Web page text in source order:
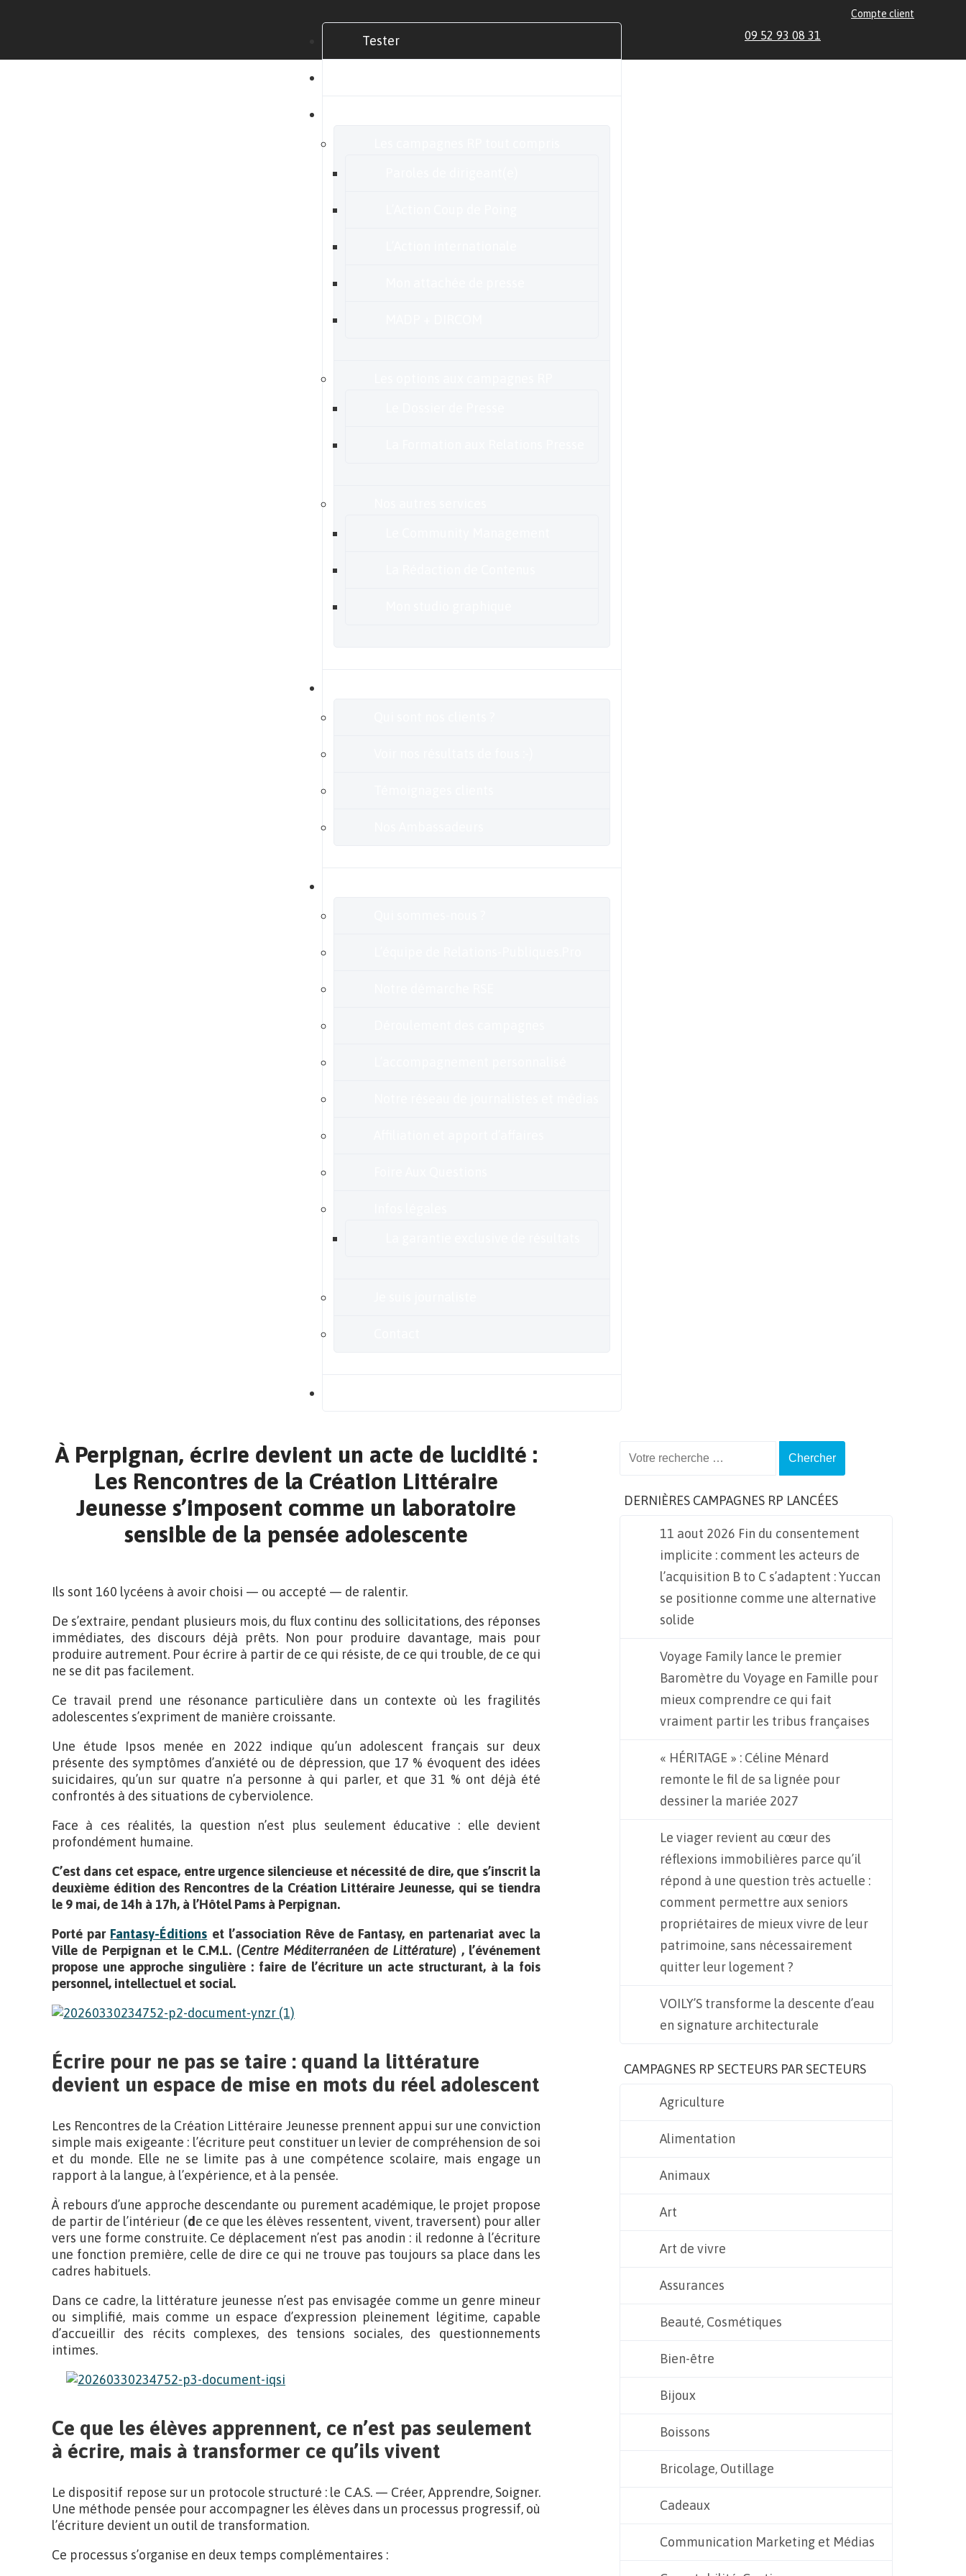
Tester
Compte client
09 52 93 08 31
À Perpignan, écrire devient un acte de lucidité :
Les Rencontres de la Création Littéraire
Jeunesse s’imposent comme un laboratoire
sensible de la pensée adolescente
Ils sont 160 lycéens à avoir choisi — ou accepté — de ralentir.
De s’extraire, pendant plusieurs mois, du flux continu des sollicitations, des réponses
immédiates, des discours déjà prêts. Non pour produire davantage, mais pour
produire autrement. Pour écrire à partir de ce qui résiste, de ce qui trouble, de ce qui
ne se dit pas facilement.
Ce travail prend une résonance particulière dans un contexte où les fragilités
adolescentes s’expriment de manière croissante.
Une étude Ipsos menée en 2022 indique qu’un adolescent français sur deux
présente des symptômes d’anxiété ou de dépression, que 17 % évoquent des idées
suicidaires, qu’un sur quatre n’a personne à qui parler, et que 31 % ont déjà été
confrontés à des situations de cyberviolence.
Face à ces réalités, la question n’est plus seulement éducative : elle devient
profondément humaine.
C’est dans cet espace, entre urgence silencieuse et nécessité de dire, que s’inscrit la
deuxième édition des Rencontres de la Création Littéraire Jeunesse, qui se tiendra
le 9 mai, de 14h à 17h, à l’Hôtel Pams à Perpignan.
Porté par Fantasy-Éditions et l’association Rêve de Fantasy, en partenariat avec la
Ville de Perpignan et le C.M.L. (Centre Méditerranéen de Littérature) , l’événement
propose une approche singulière : faire de l’écriture un acte structurant, à la fois
personnel, intellectuel et social.
Écrire pour ne pas se taire : quand la littérature
devient un espace de mise en mots du réel adolescent
Les Rencontres de la Création Littéraire Jeunesse prennent appui sur une conviction
simple mais exigeante : l’écriture peut constituer un levier de compréhension de soi
et du monde. Elle ne se limite pas à une compétence scolaire, mais engage un
rapport à la langue, à l’expérience, et à la pensée.
À rebours d’une approche descendante ou purement académique, le projet propose
de partir de l’intérieur (de ce que les élèves ressentent, vivent, traversent) pour aller
vers une forme construite. Ce déplacement n’est pas anodin : il redonne à l’écriture
une fonction première, celle de dire ce qui ne trouve pas toujours sa place dans les
cadres habituels.
Dans ce cadre, la littérature jeunesse n’est pas envisagée comme un genre mineur
ou simplifié, mais comme un espace d’expression pleinement légitime, capable
d’accueillir des récits complexes, des tensions sociales, des questionnements
intimes.
Ce que les élèves apprennent, ce n’est pas seulement
à écrire, mais à transformer ce qu’ils vivent
Le dispositif repose sur un protocole structuré : le C.A.S. — Créer, Apprendre, Soigner.
Une méthode pensée pour accompagner les élèves dans un processus progressif, où
l’écriture devient un outil de transformation.
Ce processus s’organise en deux temps complémentaires :
DERNIÈRES CAMPAGNES RP LANCÉES
11 aout 2026 Fin du consentement
implicite : comment les acteurs de
l’acquisition B to C s’adaptent : Yuccan
se positionne comme une alternative
solide
Voyage Family lance le premier
Baromètre du Voyage en Famille pour
mieux comprendre ce qui fait
vraiment partir les tribus françaises
« HÉRITAGE » : Céline Ménard
remonte le fil de sa lignée pour
dessiner la mariée 2027
Le viager revient au cœur des
réflexions immobilières parce qu’il
répond à une question très actuelle :
comment permettre aux seniors
propriétaires de mieux vivre de leur
patrimoine, sans nécessairement
quitter leur logement ?
VOILY’S transforme la descente d’eau
en signature architecturale
CAMPAGNES RP SECTEURS PAR SECTEURS
Agriculture
Alimentation
Animaux
Art
Art de vivre
Assurances
Beauté, Cosmétiques
Bien-être
Bijoux
Boissons
Bricolage, Outillage
Cadeaux
Communication Marketing et Médias